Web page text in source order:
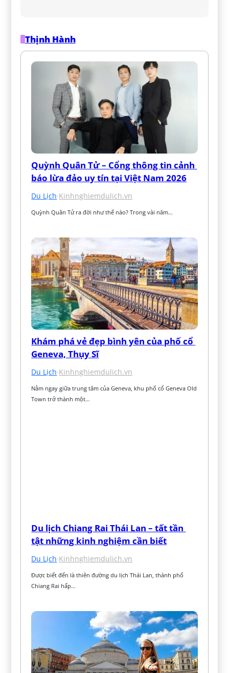
Thịnh Hành
Quỳnh Quân Tử – Cổng thông tin cảnh
báo lừa đảo uy tín tại Việt Nam 2026
Du Lịch·Kinhnghiemdulich.vn
Quỳnh Quân Tử ra đời như thế nào? Trong vài năm…
Khám phá vẻ đẹp bình yên của phố cổ
Geneva, Thụy Sĩ
Du Lịch·Kinhnghiemdulich.vn
Nằm ngay giữa trung tâm của Geneva, khu phố cổ Geneva Old
Town trở thành một…
Du lịch Chiang Rai Thái Lan – tất tần
tật những kinh nghiệm cần biết
Du Lịch·Kinhnghiemdulich.vn
Được biết đến là thiên đường du lịch Thái Lan, thành phố
Chiang Rai hấp…